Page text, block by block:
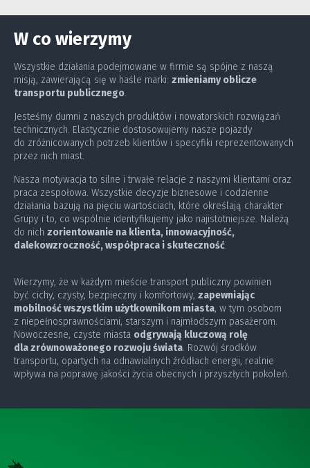
W co wierzymy
Wszystkie działania podejmowane w firmie są spójne z naszą
misją, zawierającą się w haśle marki: zmieniamy oblicze
transportu publicznego.
Jesteśmy dumni z naszych produktów i nowatorskich rozwiązań
technicznych. Elastycznie dostosowujemy nasze pojazdy
do zróżnicowanych potrzeb klientów i specyfiki reprezentowanych
przez nich miast.
Nasza motywacja to silne i trwałe relacje z naszymi klientami oraz
praca zespołowa. Wszystkie decyzje biznesowe i codzienne
działania bazują na pięciu wartościach, które określają charakter
Grupy i to, co wspólnie identyfikujemy jako najistotniejsze. Należą
do nich zorientowanie na klienta, innowacyjność,
dalekowzroczność, współpraca i skuteczność.
Wierzymy, że w każdym mieście transport publiczny powinien
być cichy, czysty, bezpieczny i komfortowy, zapewniając
mobilność wszystkim użytkownikom miasta, w tym osobom
z niepełnosprawnościami, starszym i najmłodszym pasażerom.
Nowoczesne, czyste miasta odgrywają kluczową rolę
dla zrównoważonego rozwoju świata. Rozwój środków
transportu, opartych na odnawialnych źródłach energii, realnie
wpływa na poprawę jakości życia obecnych i przyszłych pokoleń.